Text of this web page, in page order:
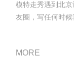
模特走秀遇到北
友圈，写任何时
MORE